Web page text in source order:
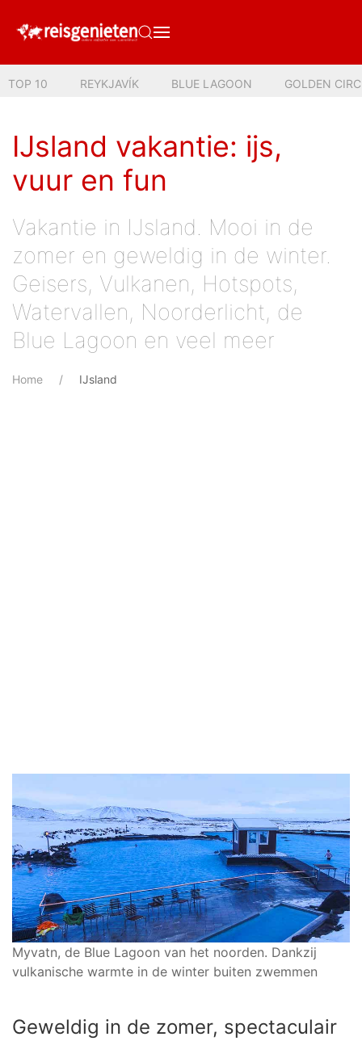
TOP 10 REYKJAVÍK BLUE LAGOON GOLDEN
IJsland vakantie: ijs,
vuur en fun
Vakantie in IJsland. Mooi in de
zomer en geweldig in de winter.
Geisers, Vulkanen, Hotspots,
Watervallen, Noorderlicht, de
Blue Lagoon en veel meer
Home IJsland
Myvatn, de Blue Lagoon van het noorden. Dankzij
vulkanische warmte in de winter buiten zwemmen
Geweldig in de zomer, spectaculair